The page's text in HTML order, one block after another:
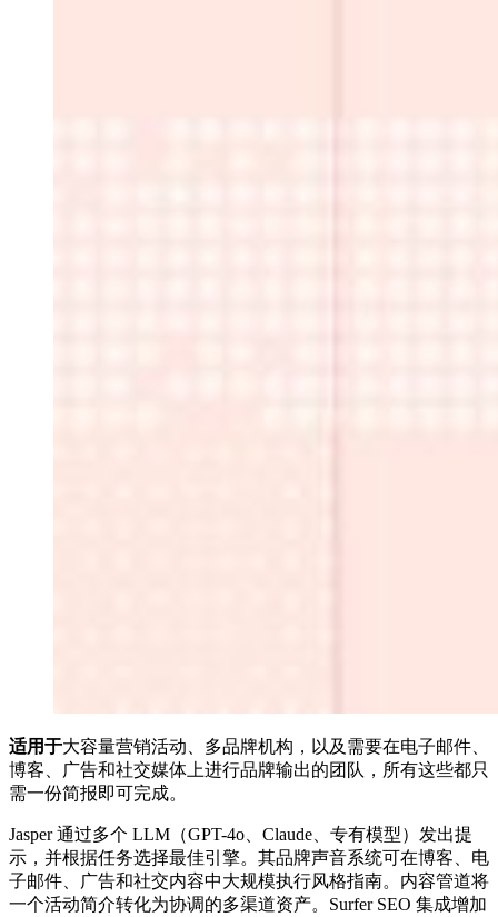
适用于大容量营销活动、多品牌机构，以及需要在电子邮件、
博客、广告和社交媒体上进行品牌输出的团队，所有这些都只
需一份简报即可完成。
Jasper 通过多个 LLM（GPT-4o、Claude、专有模型）发出提
示，并根据任务选择最佳引擎。其品牌声音系统可在博客、电
子邮件、广告和社交内容中大规模执行风格指南。内容管道将
一个活动简介转化为协调的多渠道资产。Surfer SEO 集成增加